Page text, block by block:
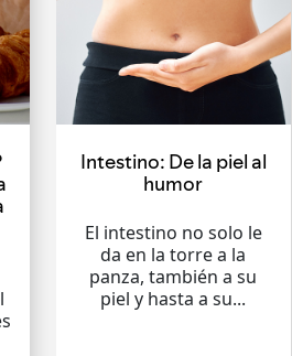
Intestino: De la piel al
humor
El intestino no solo le
da en la torre a la
panza, también a su
piel y hasta a su...